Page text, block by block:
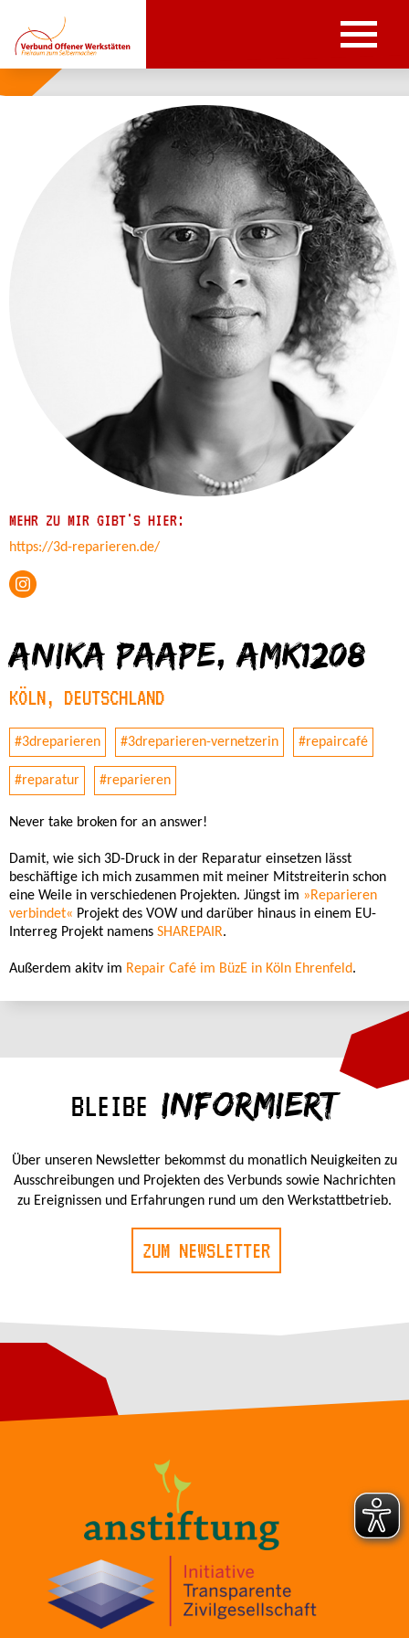
MEHR ZU MIR GIBT'S HIER:
https://3d-reparieren.de/
Anika Paape, amk1208
KÖLN, DEUTSCHLAND
#3dreparieren #3dreparieren-vernetzerin #repaircafé
#reparatur #reparieren
Never take broken for an answer!
Damit, wie sich 3D-Druck in der Reparatur einsetzen lässt
beschäftige ich mich zusammen mit meiner Mitstreiterin schon
eine Weile in verschiedenen Projekten. Jüngst im »Reparieren
verbindet« Projekt des VOW und darüber hinaus in einem EU-
Interreg Projekt namens SHAREPAIR.
Außerdem akitv im Repair Café im BüzE in Köln Ehrenfeld.
BLEIBE INFORMIERT
Über unseren Newsletter bekommst du monatlich Neuigkeiten zu
Ausschreibungen und Projekten des Verbunds sowie Nachrichten
zu Ereignissen und Erfahrungen rund um den Werkstattbetrieb.
ZUM NEWSLETTER